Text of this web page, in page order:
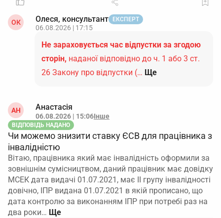
ОК Олеся, консультант ЕКСПЕРТ
06.08.2026 | 17:15
Не зараховується час відпустки за згодою
сторін, наданої відповідно до ч. 1 або 3 ст.
26 Закону про відпустки (… Ще
АН Анастасія
06.08.2026 | 15:06Інше
ВІДПОВІДЬ НАДАНО
Чи можемо знизити ставку ЄСВ для працівника з
інвалідністю
Вітаю, працівника який має інвалідність оформили за
зовнішнім сумісництвом, даний працівник має довідку
МСЕК дата видачі 01.07.2021, має ІІ групу інвалідності
довічно, ІПР видана 01.07.2021 в якій прописано, що
дата контролю за виконанням ІПР при потребі раз на
два роки…